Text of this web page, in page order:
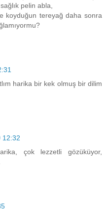
pelin abla,
koyduğun tereyağ daha sonra
harika bir kek olmuş bir dilim
12:32
çok lezzetli gözüküyor,